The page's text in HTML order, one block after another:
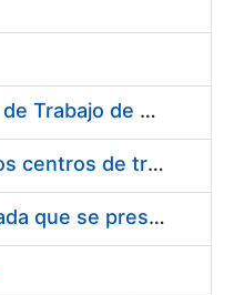
Suministro de Protectores Auditivos a medida para las personas trabajadoras de los Centros de Trabajo de Madrid y Burgos
Suministro de gafas graduadas antiproyecciones para los trabajadores de la FNMT-RCM en los centros de trabajo de Madrid y Burgos
Servicios de una empresa externa para el asesoramiento y resolución de los recursos de alzada que se presentan relacionados con procesos de selección para la FNMT-RCM